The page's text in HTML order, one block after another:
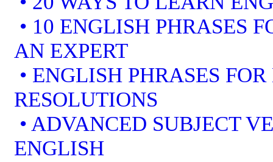
• 10 ENGLISH PHRASES
AN EXPERT
• ENGLISH PHRASES
RESOLUTIONS
• ADVANCED SUBJECT
ENGLISH